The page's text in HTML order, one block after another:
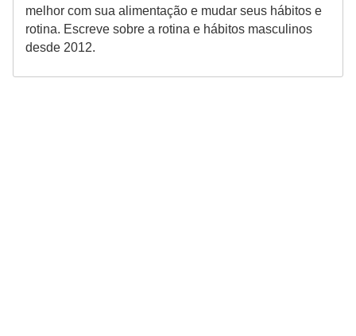
melhor com sua alimentação e mudar seus hábitos e
rotina. Escreve sobre a rotina e hábitos masculinos
desde 2012.